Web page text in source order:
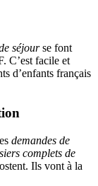
séjourse font
C’est facile et
d’enfants français
demandes de
complets de
Ils vont à la